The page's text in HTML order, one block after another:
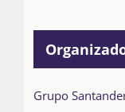
Grupo